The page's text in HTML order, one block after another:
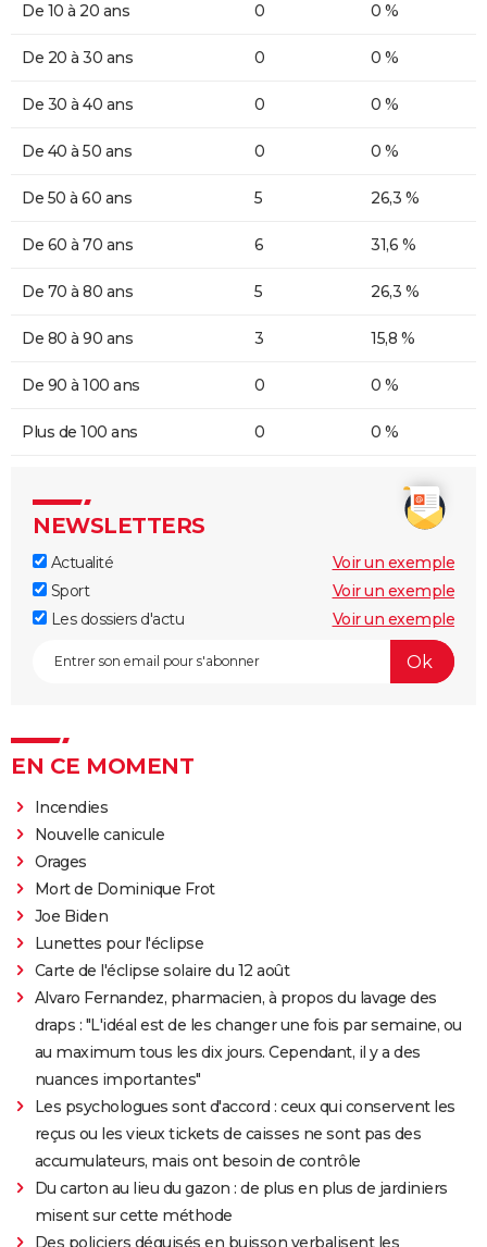
De 10 à 20 ans 0 0 %
De 20 à 30 ans 0 0 %
De 30 à 40 ans 0 0 %
De 40 à 50 ans 0 0 %
De 50 à 60 ans 5 26,3 %
De 60 à 70 ans 6 31,6 %
De 70 à 80 ans 5 26,3 %
De 80 à 90 ans 3 15,8 %
De 90 à 100 ans 0 0 %
Plus de 100 ans 0 0 %
NEWSLETTERS
Actualité
Voir un exemple
Sport
Voir un exemple
Les dossiers d'actu
Voir un exemple
EN CE MOMENT
Incendies
Nouvelle canicule
Orages
Mort de Dominique Frot
Joe Biden
Lunettes pour l'éclipse
Carte de l'éclipse solaire du 12 août
Alvaro Fernandez, pharmacien, à propos du lavage des
draps : "L'idéal est de les changer une fois par semaine, ou
au maximum tous les dix jours. Cependant, il y a des
nuances importantes"
Les psychologues sont d'accord : ceux qui conservent les
reçus ou les vieux tickets de caisses ne sont pas des
accumulateurs, mais ont besoin de contrôle
Du carton au lieu du gazon : de plus en plus de jardiniers
misent sur cette méthode
Des policiers déguisés en buisson verbalisent les